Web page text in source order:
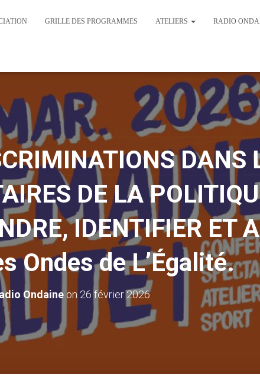
GRILLE DES PROGRAMMES ATELIERS RADIO
DANS
DE LA
IDENTIFIER ET
Ondes de L’Égalité.
Ondaineon 26 février 2026